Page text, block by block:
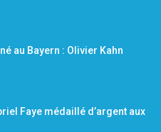
au Bayern : Olivier Kahn
Faye médaillé d’argent aux